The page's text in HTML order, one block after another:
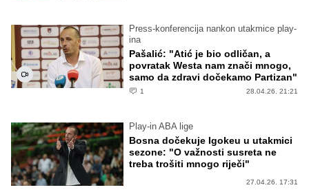
Press-konferencija nankon utakmice play-
ina
Pašalić: "Atić je bio odličan, a
povratak Westa nam znači mnogo,
samo da zdravi dočekamo Partizan"
1 28.04.26. 21:21
Play-in ABA lige
Bosna dočekuje Igokeu u utakmici
sezone: "O važnosti susreta ne
treba trošiti mnogo riječi"
27.04.26. 17:31